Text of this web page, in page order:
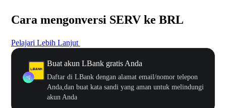
Cara mengonversi SERV ke BRL
Pelajari Lebih Lanjut
Buat akun LBank gratis Anda
Daftar di LBank dengan alamat email/nomor telepon
Anda,dan buat kata sandi yang aman untuk melindungi
akun Anda